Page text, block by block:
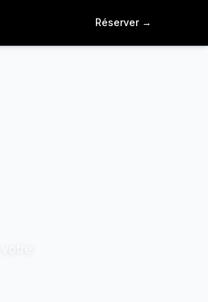
Réserver →